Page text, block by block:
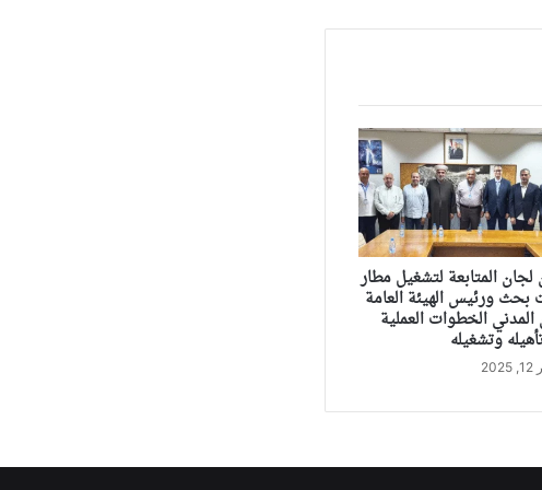
المتابعة لتشغيل مطار
بحث ورئيس الهيئة العامة
المدني الخطوات العملية
وتشغيله